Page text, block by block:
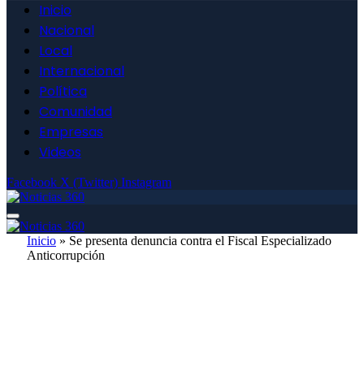
Inicio
Nacional
Local
Internacional
Política
Comunidad
Empresas
Videos
Facebook X (Twitter) Instagram
Inicio » Se presenta denuncia contra el Fiscal Especializado
Anticorrupción